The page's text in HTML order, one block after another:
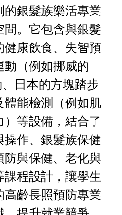
的銀髮族樂活專業
間。它包含與銀髮
健康飲食、失智預
動（例如挪威的
日本的方塊踏步
體能檢測（例如肌
等設備，結合了
操作、銀髮族保健
防與保健、老化與
課程設計，讓學生
高齡長照預防專業